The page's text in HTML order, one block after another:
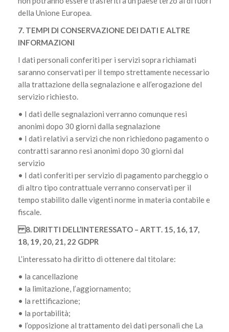
della Unione Europea.
7. TEMPI DI CONSERVAZIONE DEI DATI E ALTRE
INFORMAZIONI
I dati personali conferiti per i servizi sopra richiamati
saranno conservati per il tempo strettamente necessario
alla trattazione della segnalazione e all’erogazione del
servizio richiesto.
• I dati delle segnalazioni verranno comunque resi
anonimi dopo 30 giorni dalla segnalazione
• I dati relativi a servizi che non richiedono pagamento o
contratti saranno resi anonimi dopo 30 giorni dal
servizio
• I dati conferiti per servizio di pagamento parcheggio o
di altro tipo contrattuale verranno conservati per il
tempo stabilito dalle vigenti norme in materia contabile e
fiscale.
8. DIRITTI DELL’INTERESSATO – ARTT. 15, 16, 17,
18, 19, 20, 21, 22 GDPR
L’interessato ha diritto di ottenere dal titolare:
• la cancellazione
• la limitazione, l’aggiornamento;
• la rettificazione;
• la portabilità;
• l’opposizione al trattamento dei dati personali che La